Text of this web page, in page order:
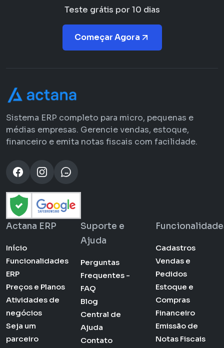
Teste grátis por 10 dias
Começar Agora
Sistema ERP completo para micro, pequenas e
médias empresas. Gerencie vendas, estoque,
financeiro e emita notas fiscais com facilidade.
Actana ERP
Início
Funcionalidades
ERP
Preços e Planos
Atividades de
negócios
Seja um
parceiro
Suporte e
Ajuda
Perguntas
Frequentes -
FAQ
Blog
Central de
Ajuda
Contato
Cadastros
Vendas e
Pedidos
Estoque e
Compras
Financeiro
Emissão de
Notas Fiscais